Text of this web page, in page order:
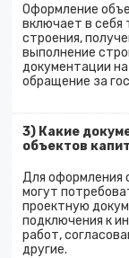
Оформление
включает в себя
строения,
выполнение
документации
обращение за
3) Какие
объектов
Для оформления
могут
проектную
подключения к
работ,
другие.